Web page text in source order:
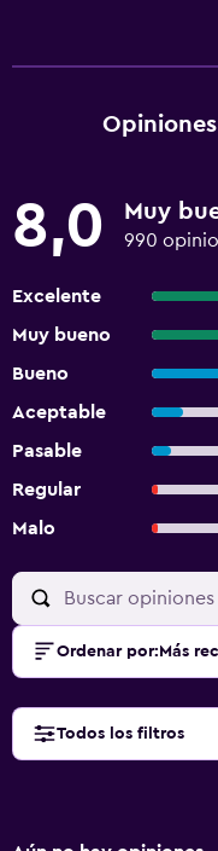
8,0 Muy
990
Excelente
Muy bueno
Bueno
Aceptable
Pasable
Regular
Malo
Ordenar por: Más
Todos los filtros